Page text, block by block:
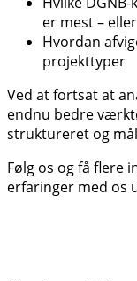
er mest –
Hvordan
projekttyper
Ved at fortsat at
endnu bedre
struktureret og
Følg os og få flere
erfaringer med os